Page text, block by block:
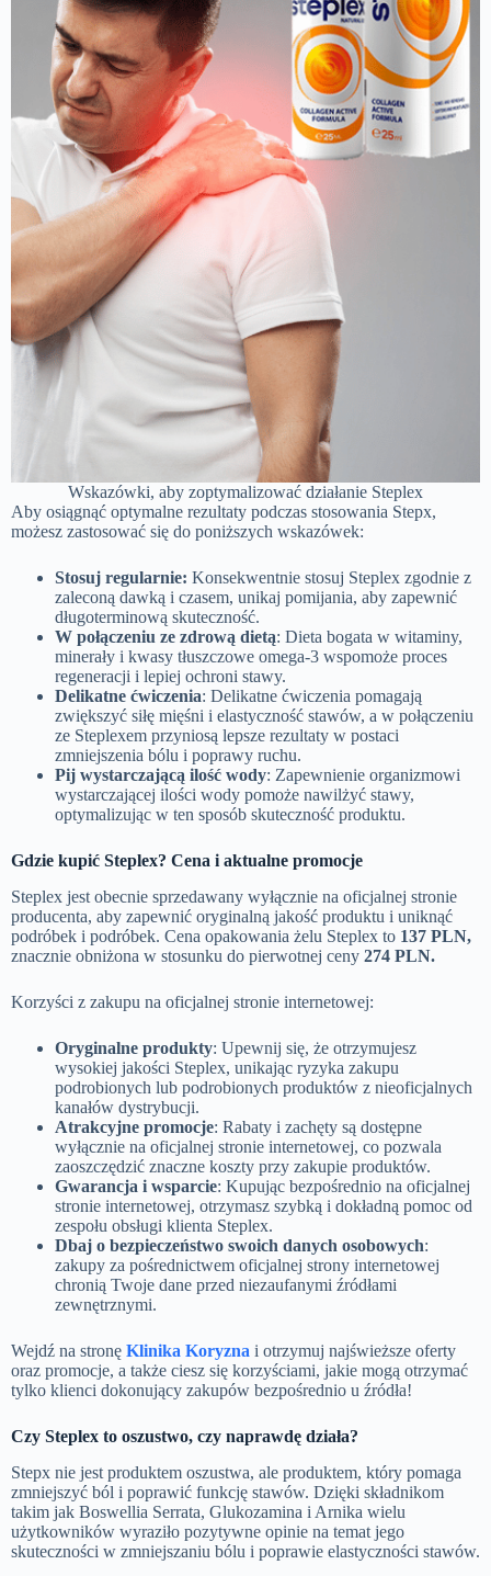
Wskazówki, aby zoptymalizować działanie Steplex
Aby osiągnąć optymalne rezultaty podczas stosowania Stepx,
możesz zastosować się do poniższych wskazówek:
Stosuj regularnie: Konsekwentnie stosuj Steplex zgodnie z
zaleconą dawką i czasem, unikaj pomijania, aby zapewnić
długoterminową skuteczność.
W połączeniu ze zdrową dietą: Dieta bogata w witaminy,
minerały i kwasy tłuszczowe omega-3 wspomoże proces
regeneracji i lepiej ochroni stawy.
Delikatne ćwiczenia: Delikatne ćwiczenia pomagają
zwiększyć siłę mięśni i elastyczność stawów, a w połączeniu
ze Steplexem przyniosą lepsze rezultaty w postaci
zmniejszenia bólu i poprawy ruchu.
Pij wystarczającą ilość wody: Zapewnienie organizmowi
wystarczającej ilości wody pomoże nawilżyć stawy,
optymalizując w ten sposób skuteczność produktu.
Gdzie kupić Steplex? Cena i aktualne promocje
Steplex jest obecnie sprzedawany wyłącznie na oficjalnej stronie
producenta, aby zapewnić oryginalną jakość produktu i uniknąć
podróbek i podróbek. Cena opakowania żelu Steplex to 137 PLN,
znacznie obniżona w stosunku do pierwotnej ceny 274 PLN.
Korzyści z zakupu na oficjalnej stronie internetowej:
Oryginalne produkty: Upewnij się, że otrzymujesz
wysokiej jakości Steplex, unikając ryzyka zakupu
podrobionych lub podrobionych produktów z nieoficjalnych
kanałów dystrybucji.
Atrakcyjne promocje: Rabaty i zachęty są dostępne
wyłącznie na oficjalnej stronie internetowej, co pozwala
zaoszczędzić znaczne koszty przy zakupie produktów.
Gwarancja i wsparcie: Kupując bezpośrednio na oficjalnej
stronie internetowej, otrzymasz szybką i dokładną pomoc od
zespołu obsługi klienta Steplex.
Dbaj o bezpieczeństwo swoich danych osobowych:
zakupy za pośrednictwem oficjalnej strony internetowej
chronią Twoje dane przed niezaufanymi źródłami
zewnętrznymi.
Wejdź na stronę Klinika Koryzna i otrzymuj najświeższe oferty
oraz promocje, a także ciesz się korzyściami, jakie mogą otrzymać
tylko klienci dokonujący zakupów bezpośrednio u źródła!
Czy Steplex to oszustwo, czy naprawdę działa?
Stepx nie jest produktem oszustwa, ale produktem, który pomaga
zmniejszyć ból i poprawić funkcję stawów. Dzięki składnikom
takim jak Boswellia Serrata, Glukozamina i Arnika wielu
użytkowników wyraziło pozytywne opinie na temat jego
skuteczności w zmniejszaniu bólu i poprawie elastyczności stawów.